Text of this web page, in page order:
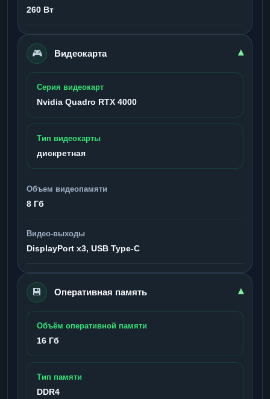
260 Вт
🎮 Видеокарта ▾
Серия видеокарт
Nvidia Quadro RTX 4000
Тип видеокарты
дискретная
Объем видеопамяти
8 Гб
Видео-выходы
DisplayPort x3, USB Type-C
💾 Оперативная память ▾
Объём оперативной памяти
16 Гб
Тип памяти
DDR4